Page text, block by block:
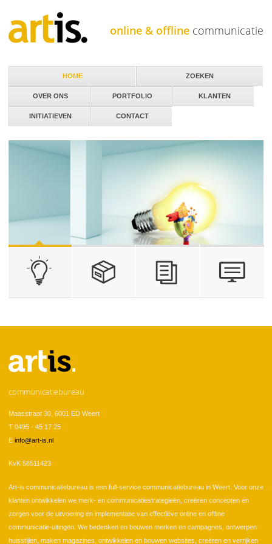
online & offline communicatie
HOME
OVER ONS PORTFOLIO KLANTEN
INITIATIEVEN CONTACT
ZOEKEN
communicatiebureau
Maasstraat 30, 6001 ED Weert
T 0495 - 45 17 25
E info@art-is.nl
KvK 58511423
Art-is communicatiebureau is een full-service communicatiebureau in Weert. Voor onze
klanten ontwikkelen we merk- en communicatiestrategieën, creëren concepten en
zorgen voor de uitvoering en implementatie van effectieve online en offline
communicatie-uitingen. We bedenken en bouwen merken en campagnes, ontwerpen
huisstijlen, maken magazines, ontwikkelen en bouwen websites, creëren en verrijken